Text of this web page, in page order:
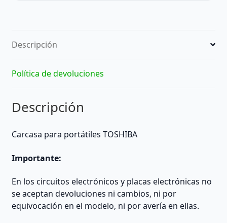
Descripción
Política de devoluciones
Descripción
Carcasa para portátiles TOSHIBA
Importante:
En los circuitos electrónicos y placas electrónicas no
se aceptan devoluciones ni cambios, ni por
equivocación en el modelo, ni por avería en ellas.